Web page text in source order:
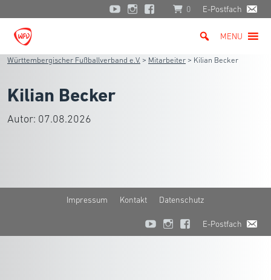
0 E-Postfach
MENU
Württembergischer Fußballverband e.V. > Mitarbeiter > Kilian Becker
Kilian Becker
Autor: 07.08.2026
Impressum Kontakt Datenschutz
E-Postfach